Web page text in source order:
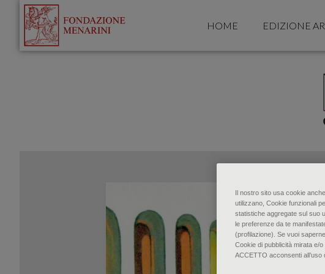
HOME EDIZIONE
Il nostro sito usa cookie
utilizzano, Cookie funzionali
statistiche aggregate sul suo
le preferenze da te
(profilazione). Se vuoi
Cookie di pubblicità mirata e/
ACCETTO acconsenti all’uso